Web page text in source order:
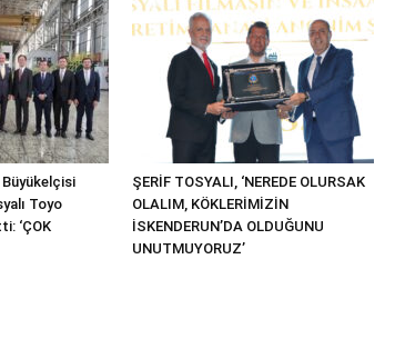
Büyükelçisi
Toyo
‘ÇOK
ŞERİF TOSYALI, ‘NEREDE OLURSAK
OLALIM, KÖKLERİMİZİN
İSKENDERUN’DA OLDUĞUNU
UNUTMUYORUZ’